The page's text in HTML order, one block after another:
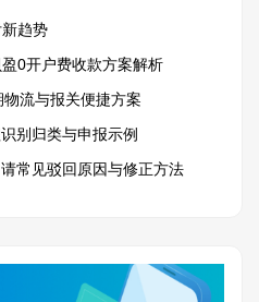
趋势
0开户费收款方案解析
流与报关便捷方案
别归类与申报示例
常见驳回原因与修正方法